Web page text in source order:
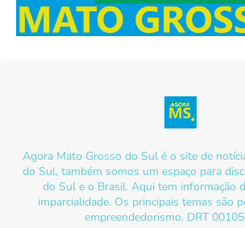
Agora Mato Grosso do Sul é o site de
do Sul, também somos um espaço para
do Sul e o Brasil. Aqui tem informação
imparcialidade. Os principais temas são
empreendedorismo. DRT